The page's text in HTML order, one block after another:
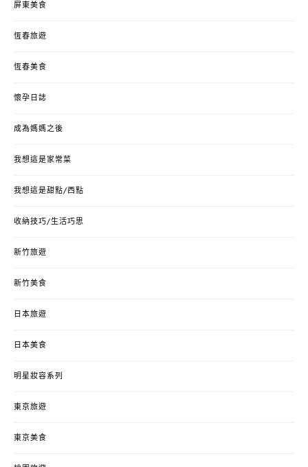
屏東美食
恆春旅遊
恆春美食
懷孕日誌
成為媽媽之後
我想這是家常菜
我想這是甜點/西點
收納技巧/生活巧思
新竹旅遊
新竹美食
日本旅遊
日本美食
明星妝容系列
東京旅遊
東京美食